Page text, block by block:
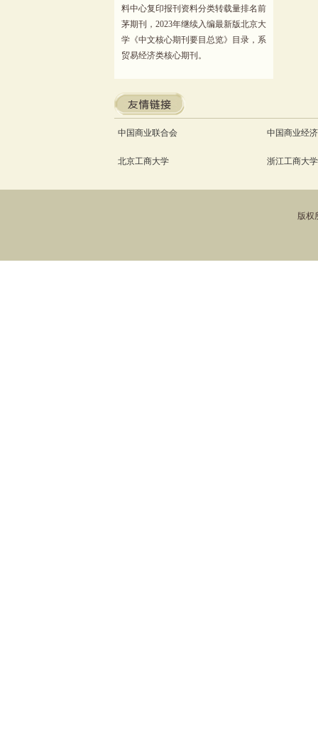
料中心复印报刊资料分类转载量排名前
茅期刊，2023年继续入编最新版北京大
学《中文核心期刊要目总览》目录，系
贸易经济类核心期刊。
中国商业联合会 中国商业经
北京工商大学 浙江工商大学
版